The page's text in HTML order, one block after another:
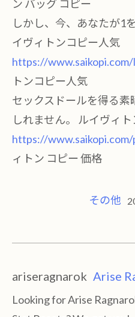
ン バッグ コピー
しかし、今、あなたが1
イヴィトンコピー人気
https://
トンコピー人気
セックスドールを得る
しれません。 ルイヴィ
https://
ィトン コピー 価格
その他
ariseragnarok Arise
Looking for Arise